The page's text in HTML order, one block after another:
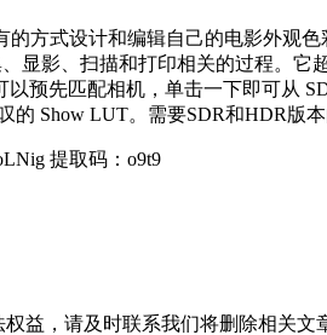
方式设计和编辑自己的电影外观
、显影、扫描和打印相关的过程。
预先匹配相机，单击一下即可从
Show LUT。需要SDR和HDR版
提取码：o9t9
益，请及时联系我们将删除相关文